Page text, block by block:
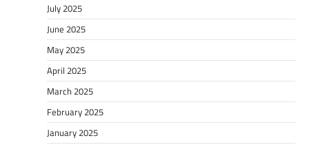
July 2025
June 2025
May 2025
April 2025
March 2025
February 2025
January 2025